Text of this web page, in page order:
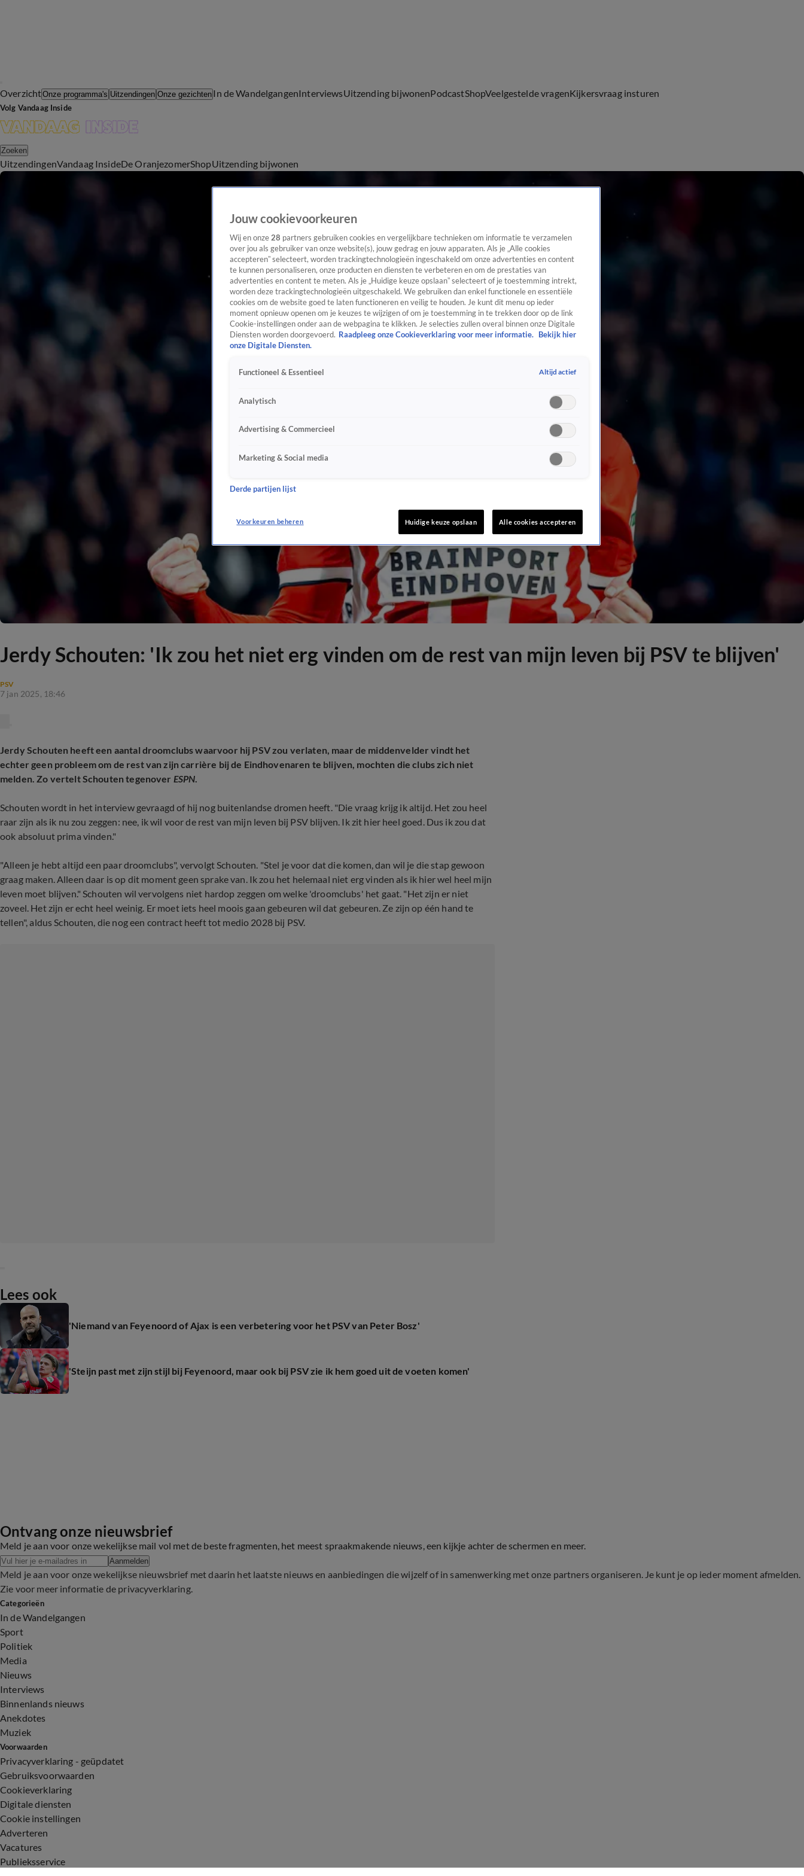
OverzichtOnze programma's Uitzendingen Onze gezichten In de WandelgangenInterviewsUitzending bijwonenPodcastShopVeelgestelde vragenKijkersvraag insturen
Volg Vandaag Inside
Zoeken
UitzendingenVandaag InsideDe OranjezomerShopUitzending bijwonen
Jerdy Schouten: 'Ik zou het niet erg vinden om de rest van mijn leven bij PSV te blijven'
PSV
7 jan 2025, 18:46
Jerdy Schouten heeft een aantal droomclubs waarvoor hij PSV zou verlaten, maar de middenvelder vindt het
echter geen probleem om de rest van zijn carrière bij de Eindhovenaren te blijven, mochten die clubs zich niet
melden. Zo vertelt Schouten tegenover ESPN.
Schouten wordt in het interview gevraagd of hij nog buitenlandse dromen heeft. "Die vraag krijg ik altijd. Het zou heel
raar zijn als ik nu zou zeggen: nee, ik wil voor de rest van mijn leven bij PSV blijven. Ik zit hier heel goed. Dus ik zou dat
ook absoluut prima vinden."
"Alleen je hebt altijd een paar droomclubs", vervolgt Schouten. "Stel je voor dat die komen, dan wil je die stap gewoon
graag maken. Alleen daar is op dit moment geen sprake van. Ik zou het helemaal niet erg vinden als ik hier wel heel mijn
leven moet blijven." Schouten wil vervolgens niet hardop zeggen om welke 'droomclubs' het gaat. "Het zijn er niet
zoveel. Het zijn er echt heel weinig. Er moet iets heel moois gaan gebeuren wil dat gebeuren. Ze zijn op één hand te
tellen", aldus Schouten, die nog een contract heeft tot medio 2028 bij PSV.
Lees ook
'Niemand van Feyenoord of Ajax is een verbetering voor het PSV van Peter Bosz'
'Steijn past met zijn stijl bij Feyenoord, maar ook bij PSV zie ik hem goed uit de voeten komen'
Ontvang onze nieuwsbrief
Meld je aan voor onze wekelijkse mail vol met de beste fragmenten, het meest spraakmakende nieuws, een kijkje achter de schermen en meer.
Aanmelden
Meld je aan voor onze wekelijkse nieuwsbrief met daarin het laatste nieuws en aanbiedingen die wijzelf of in samenwerking met onze partners organiseren. Je kunt je op ieder moment afmelden.
Zie voor meer informatie de privacyverklaring.
Categorieën
In de Wandelgangen
Sport
Politiek
Media
Nieuws
Interviews
Binnenlands nieuws
Anekdotes
Muziek
Voorwaarden
Privacyverklaring - geüpdatet
Gebruiksvoorwaarden
Cookieverklaring
Digitale diensten
Cookie instellingen
Adverteren
Vacatures
Publieksservice
Jouw cookievoorkeuren
Wij en onze 28 partners gebruiken cookies en vergelijkbare technieken om informatie te verzamelen
over jou als gebruiker van onze website(s), jouw gedrag en jouw apparaten. Als je „Alle cookies
accepteren” selecteert, worden trackingtechnologieën ingeschakeld om onze advertenties en content
te kunnen personaliseren, onze producten en diensten te verbeteren en om de prestaties van
advertenties en content te meten. Als je „Huidige keuze opslaan” selecteert of je toestemming intrekt,
worden deze trackingtechnologieën uitgeschakeld. We gebruiken dan enkel functionele en essentiële
cookies om de website goed te laten functioneren en veilig te houden. Je kunt dit menu op ieder
moment opnieuw openen om je keuzes te wijzigen of om je toestemming in te trekken door op de link
Cookie-instellingen onder aan de webpagina te klikken. Je selecties zullen overal binnen onze Digitale
Diensten worden doorgevoerd. Raadpleeg onze Cookieverklaring voor meer informatie.
Bekijk hier
onze Digitale Diensten.
Functioneel & Essentieel Altijd actief
Analytisch
Advertising & Commercieel
Marketing & Social media
Derde partijen lijst
Voorkeuren beheren Huidige keuze opslaan Alle cookies accepteren